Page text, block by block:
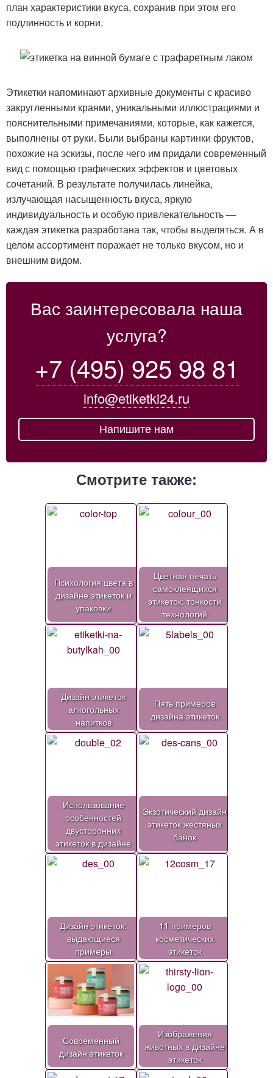
план характеристики вкуса, сохранив при этом его
подлинность и корни.
Этикетки напоминают архивные документы с красиво
закругленными краями, уникальными иллюстрациями и
пояснительными примечаниями, которые, как кажется,
выполнены от руки. Были выбраны картинки фруктов,
похожие на эскизы, после чего им придали современный
вид с помощью графических эффектов и цветовых
сочетаний. В результате получилась линейка,
излучающая насыщенность вкуса, яркую
индивидуальность и особую привлекательность —
каждая этикетка разработана так, чтобы выделяться. А в
целом ассортимент поражает не только вкусом, но и
внешним видом.
Вас заинтересовала наша
услуга?
+7 (495) 925 98 81
info@etiketki24.ru
Напишите нам
Смотрите также:
Психология цвета в
дизайне этикеток и
упаковки
Цветная печать
самоклеящихся
этикеток: тонкости
технологий
Дизайн этикеток
алкогольных
напитков
Пять примеров
дизайна этикеток
Использование
особенностей
двусторонних
этикеток в дизайне
Экзотический дизайн
этикеток жестяных
банок
Дизайн этикеток:
выдающиеся
примеры
11 примеров
косметических
этикеток
Современный
дизайн этикеток
Изображения
животных в дизайне
этикеток